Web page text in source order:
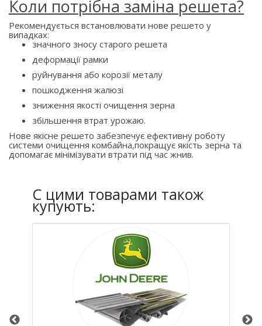
Коли потрібна заміна решета?
Рекомендується встановлювати нове решето у
випадках:
значного зносу старого решета
деформації рамки
руйнування або корозії металу
пошкодження жалюзі
зниження якості очищення зерна
збільшення втрат урожаю.
Нове якісне решето забезпечує ефективну роботу
системи очищення комбайна,покращує якість зерна та
допомагає мінімізувати втрати під час жнив.
C цими товарами також
купують: